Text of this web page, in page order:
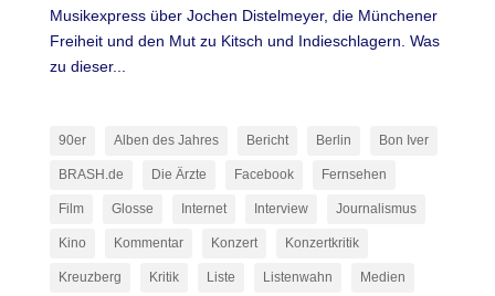
Musikexpress über Jochen Distelmeyer, die Münchener
Freiheit und den Mut zu Kitsch und Indieschlagern. Was
zu dieser...
90er Alben des Jahres Bericht Berlin Bon Iver
BRASH.de Die Ärzte Facebook Fernsehen
Film Glosse Internet Interview Journalismus
Kino Kommentar Konzert Konzertkritik
Kreuzberg Kritik Liste Listenwahn Medien